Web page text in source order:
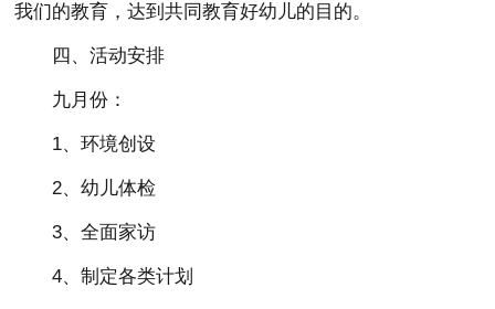
我们的教育，达到共同教育好幼儿的目的。
四、活动安排
九月份：
1、环境创设
2、幼儿体检
3、全面家访
4、制定各类计划